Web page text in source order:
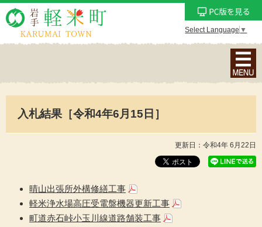
Select Language ▼
ナ
ビ
ン
メ
入札結果［令和4年6月15日］
更新日：令和4年 6月22日
晴山出張所外構修繕工事
軽米浄水場高圧受電盤機器更新工事
町道赤石峠小玉川線道路舗装工事